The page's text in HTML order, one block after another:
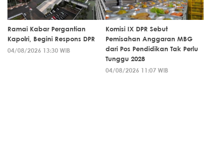
Ramai Kabar Pergantian
Kapolri, Begini Respons DPR
04/08/2026 13:30 WIB
Komisi IX DPR Sebut
Pemisahan Anggaran MBG
dari Pos Pendidikan Tak Perlu
Tunggu 2028
04/08/2026 11:07 WIB